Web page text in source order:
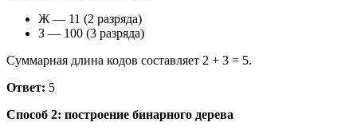
Ж — 11 (2 разряда)
З — 100 (3 разряда)
Суммарная длина кодов составляет 2 + 3 = 5.
Ответ: 5
Способ 2: построение бинарного дерева